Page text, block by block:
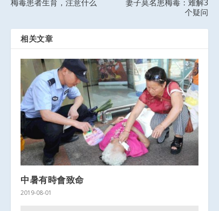
梅毒患者生育，注意什么
妻子莫名患梅毒：难解3
个疑问
相关文章
中暑有時會致命
2019-08-01